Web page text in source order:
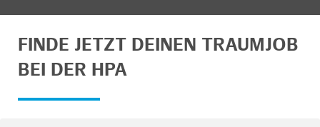
FINDE JETZT DEINEN TRAUMJOB
BEI DER HPA